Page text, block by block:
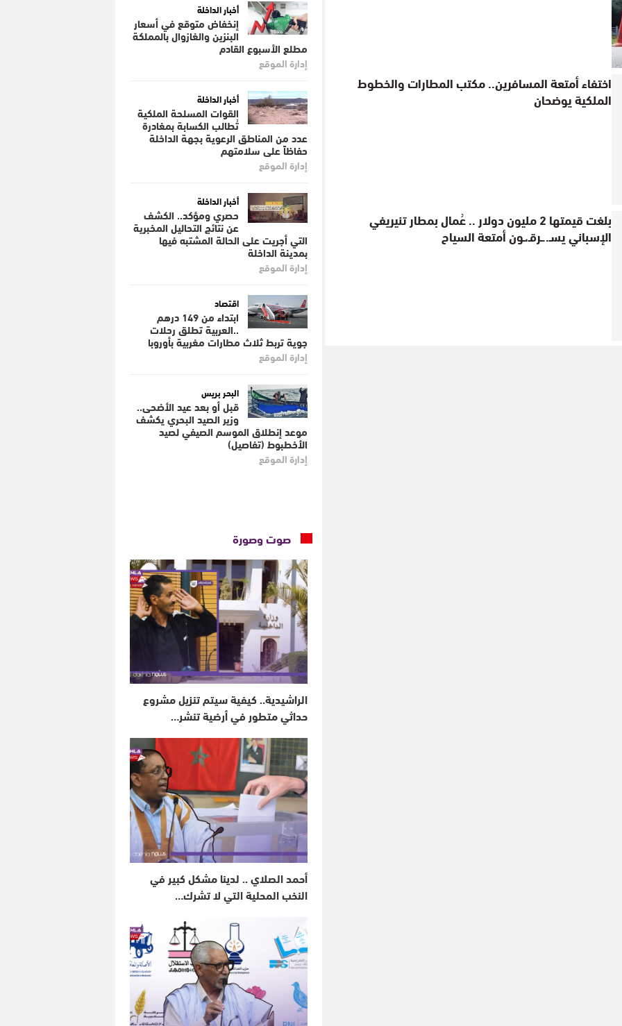
اختفاء أمتعة المسافرين.. مكتب المطارات والخطوط
الملكية يوضحان
بلغت قيمتها 2 مليون دولار .. عُمال بمطار تنيريفي
الإسباني يسـ..ـرقـ،ـون أمتعة السياح
أخبار الداخلة
إنخفاض متوقع في أسعار
البنزين والغازوال بالمملكة
مطلع الأسبوع القادم
إدارة الموقع
أخبار الداخلة
القوات المسلحة الملكية
تُطالب الكسابة بمغادرة
عدد من المناطق الرعوية بجهة الداخلة
حفاظاً على سلامتهم
إدارة الموقع
أخبار الداخلة
حصري ومؤكد.. الكشف
عن نتائج التحاليل المخبرية
التي أجريت على الحالة المشتبه فيها
بمدينة الداخلة
إدارة الموقع
اقتصاد
ابتداء من 149 درهم
..العربية تطلق رحلات
جوية تربط ثلاث مطارات مغربية بأوروبا
إدارة الموقع
البحر بريس
قبل أو بعد عيد الأضحى..
وزير الصيد البحري يكشف
موعد إنطلاق الموسم الصيفي لصيد
الأخطبوط (تفاصيل)
إدارة الموقع
صوت وصورة
الراشيدية.. كيفية سيتم تنزيل مشروع
حداثي متطور في أرضية تنشر…
أحمد الصلاي .. لدينا مشكل كبير في
النخب المحلية التي لا تشرك…